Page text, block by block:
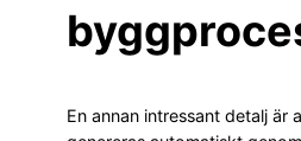
En annan intressant detalj är